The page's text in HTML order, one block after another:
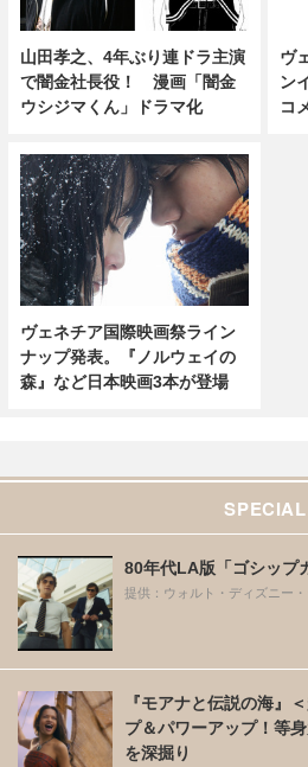
山田孝之、4年ぶり連ドラ主演
で闇金社長役！ 漫画「闇金
ウシジマくん」ドラマ化
ヴ
ン
コ
ヴェネチア国際映画祭ライン
ナップ発表。『ノルウェイの
森』など日本映画3本が登場
SPECIAL
80年代LA版「ゴシップ
提供：ウォルト・ディズニー
『モアナと伝説の海』
プ＆パワーアップ！等
を深掘り